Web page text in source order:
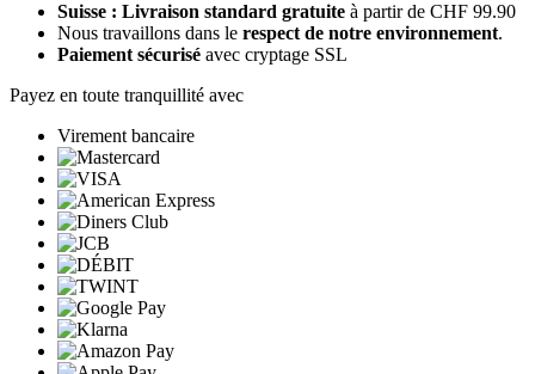
Suisse : Livraison standard gratuite à partir de CHF 99.90
Nous travaillons dans le respect de notre environnement.
Paiement sécurisé avec cryptage SSL
Payez en toute tranquillité avec
Virement bancaire